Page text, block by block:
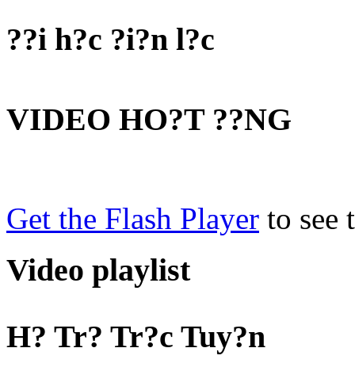
??i h?c ?i?n l?c
VIDEO HO?T ??NG
Get the Flash Player to see
Video playlist
H? Tr? Tr?c Tuy?n